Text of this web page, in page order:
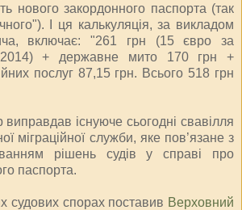
нового закордонного паспорта (так
І ця калькуляція, за викладом
включає: "261 грн (15 євро за
+ державне мито 170 грн +
послуг 87,15 грн. Всього 518 грн
існуюче сьогодні свавілля
міграційної служби, яке пов’язане з
рішень судів у справі про
паспорта.
судових спорах поставив Верховний